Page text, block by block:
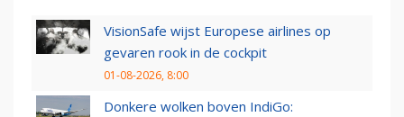
VisionSafe wijst Europese airlines op
gevaren rook in de cockpit
01-08-2026, 8:00
Donkere wolken boven IndiGo: